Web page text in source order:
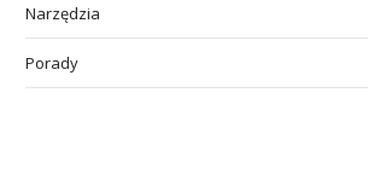
Narzędzia
Porady